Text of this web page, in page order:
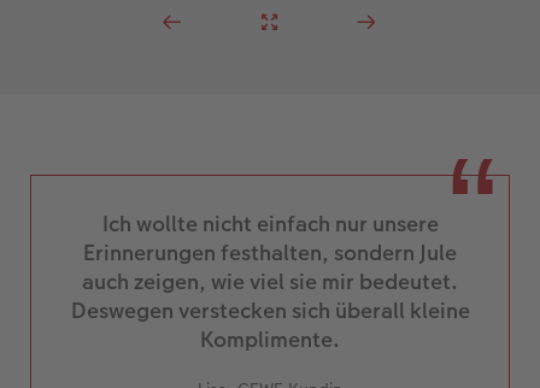
Ich wollte nicht einfach nur unsere
Erinnerungen festhalten, sondern Jule
auch zeigen, wie viel sie mir bedeutet.
Deswegen verstecken sich überall kleine
Komplimente.